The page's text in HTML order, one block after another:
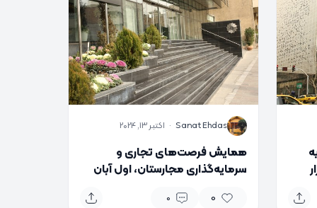
S
Sanat Ehdas
· اکتبر 13, 2024
همایش فرصت‌های تجاری و
سرمایه‌گذاری مجارستان، اول آبان
0
0